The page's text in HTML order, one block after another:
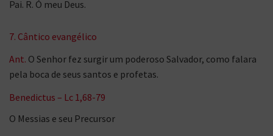
Pai. R. Ó meu Deus.
7. Cântico evangélico
Ant. O Senhor fez surgir um poderoso Salvador, como falara
pela boca de seus santos e profetas.
Benedictus – Lc 1,68-79
O Messias e seu Precursor